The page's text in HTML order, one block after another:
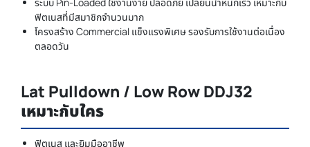
ระบบ Pin-Loaded ใช้งานง่าย ปลอดภัย เปลี่ยนน้ำหนักเร็ว เหมาะกับ
ฟิตเนสที่มีสมาชิกจำนวนมาก
โครงสร้าง Commercial แข็งแรงพิเศษ รองรับการใช้งานต่อเนื่อง
ตลอดวัน
Lat Pulldown / Low Row DDJ32
เหมาะกับใคร
ฟิตเนส และยิมมืออาชีพ